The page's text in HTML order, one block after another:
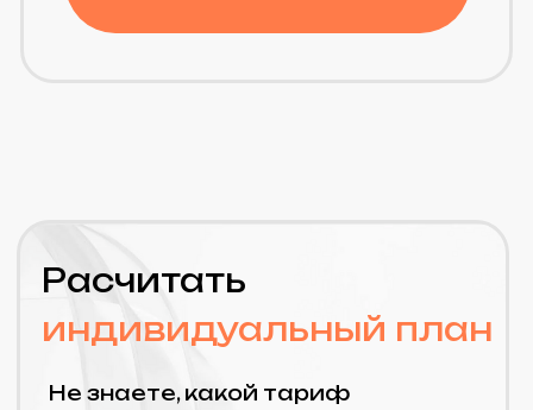
ошибок или атак
версий
администрирование хостинга/
серверов
(конфликты модулей, баги,
ошибки кода)